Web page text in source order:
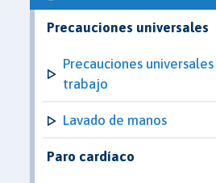
Precauciones universales
Precauciones
trabajo
Lavado de manos
Paro cardíaco